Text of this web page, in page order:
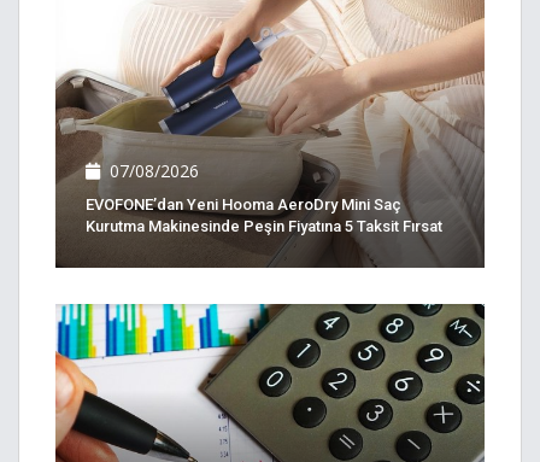
07/08/2026
EVOFONE’dan Yeni Hooma AeroDry Mini Saç
Kurutma Makinesinde Peşin Fiyatına 5 Taksit Fırsat